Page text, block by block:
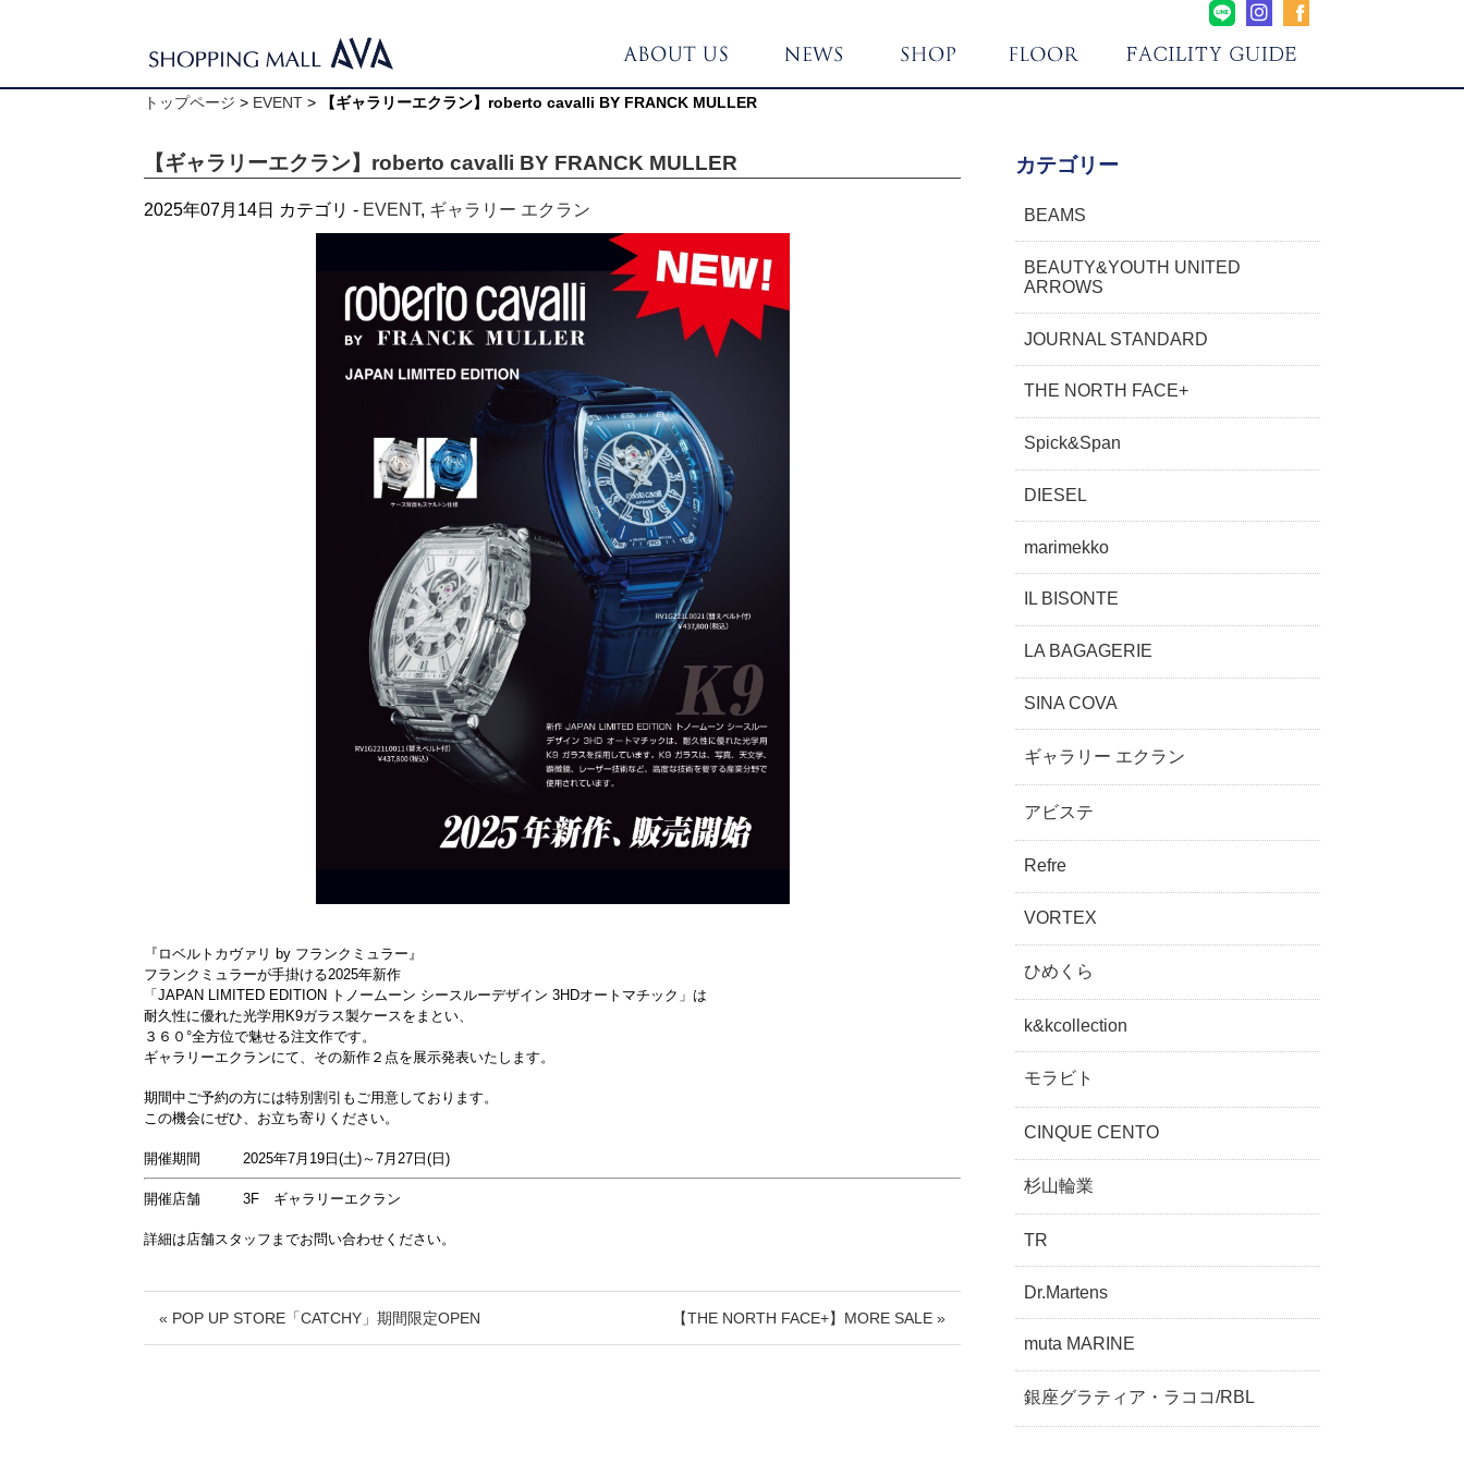
トップページ > EVENT > 【ギャラリーエクラン】roberto cavalli BY FRANCK MULLER
【ギャラリーエクラン】roberto cavalli BY FRANCK MULLER
2025年07月14日 カテゴリ - EVENT, ギャラリー エクラン
『ロベルトカヴァリ by フランクミュラー』
フランクミュラーが手掛ける2025年新作
「JAPAN LIMITED EDITION トノームーン シースルーデザイン 3HDオートマチック」は
耐久性に優れた光学用K9ガラス製ケースをまとい、
３６０°全方位で魅せる注文作です。
ギャラリーエクランにて、その新作２点を展示発表いたします。
期間中ご予約の方には特別割引もご用意しております。
この機会にぜひ、お立ち寄りください。
開催期間 2025年7月19日(土)～7月27日(日)
開催店舗 3F ギャラリーエクラン
詳細は店舗スタッフまでお問い合わせください。
« POP UP STORE「CATCHY」期間限定OPEN 【THE NORTH FACE+】MORE SALE »
カテゴリー
BEAMS
BEAUTY&YOUTH UNITED
ARROWS
JOURNAL STANDARD
THE NORTH FACE+
Spick&Span
DIESEL
marimekko
IL BISONTE
LA BAGAGERIE
SINA COVA
ギャラリー エクラン
アビステ
Refre
VORTEX
ひめくら
k&kcollection
モラビト
CINQUE CENTO
杉山輪業
TR
Dr.Martens
muta MARINE
銀座グラティア・ラココ/RBL